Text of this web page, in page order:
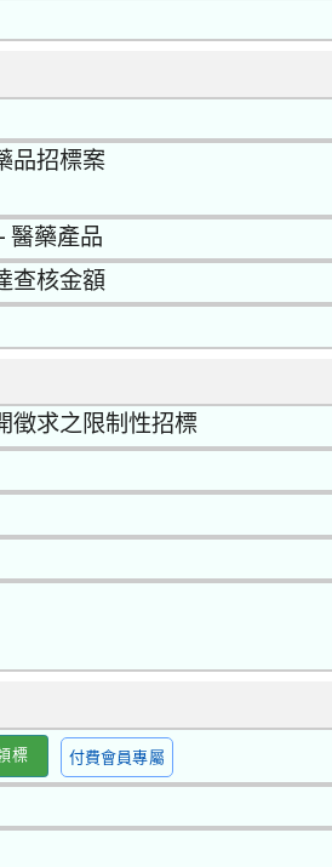
品招標案
藥產品
查核金額
徵求之限制性招標
標 付費會員專屬